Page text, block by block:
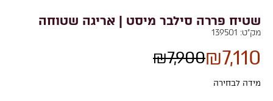
שטיח פררה סילבר מיסט | אריגה שטוחה
מק"ט: 139501
₪7,900₪7,110
מידה לבחירה